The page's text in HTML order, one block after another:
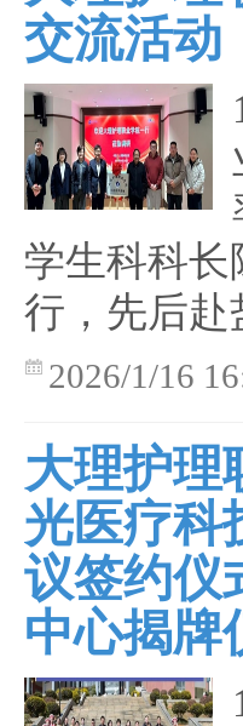
交流活动
学生科科
行，先后赴
2026/1/16
大理护理
光医疗科
议签约仪
中心揭牌